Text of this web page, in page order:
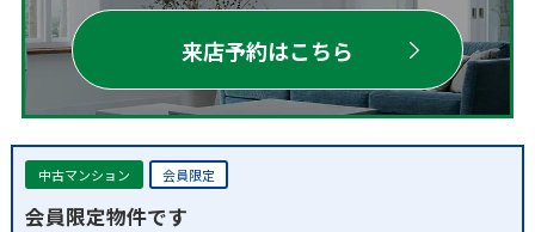
来店予約はこちら
中古マンション 会員限定
会員限定物件です